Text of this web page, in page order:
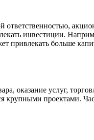
инвестиции.
больше
оказание услуг,
крупными проектами.